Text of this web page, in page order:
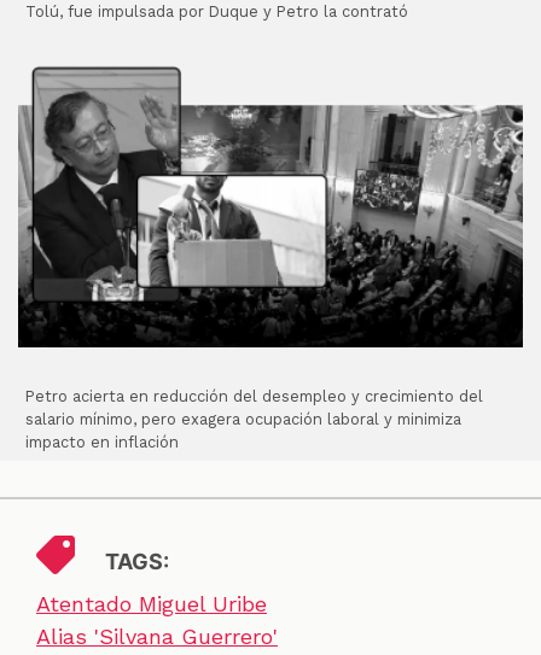
Tolú, fue impulsada por Duque y Petro la contrató
Petro acierta en reducción del desempleo y crecimiento del
salario mínimo, pero exagera ocupación laboral y minimiza
impacto en inflación
TAGS:
Atentado Miguel Uribe
Alias 'Silvana Guerrero'